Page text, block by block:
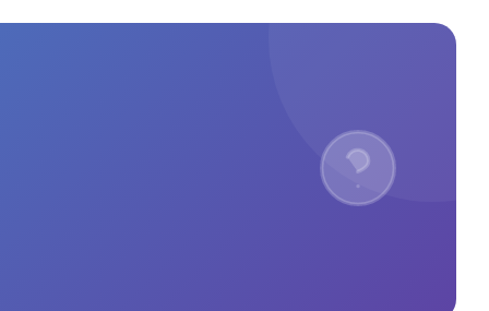
como cliente
para reparar iPhone en Madrid,
profesionales expertos en
reparación de Apple.El mejor
servicio de reparación de iPhone
cerca de mí, volveré siempre.